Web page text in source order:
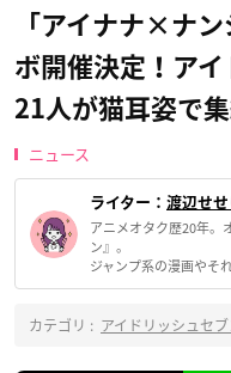
「アイナナ×ナ
ボ開催決定！ア
21人が猫耳姿で集
ニュース
ライター： 渡辺せせ
アニメオタク歴20年。
ン』。
ジャンプ系の漫画やそ
カテゴリ : アイドリッシュセ